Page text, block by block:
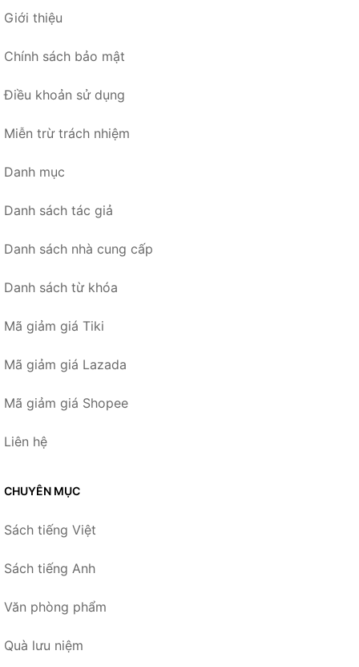
Giới thiệu
Chính sách bảo mật
Điều khoản sử dụng
Miễn trừ trách nhiệm
Danh mục
Danh sách tác giả
Danh sách nhà cung cấp
Danh sách từ khóa
Mã giảm giá Tiki
Mã giảm giá Lazada
Mã giảm giá Shopee
Liên hệ
CHUYÊN MỤC
Sách tiếng Việt
Sách tiếng Anh
Văn phòng phẩm
Quà lưu niệm